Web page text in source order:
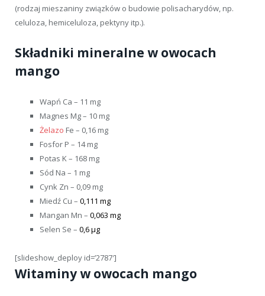
(rodzaj mieszaniny związków o budowie polisacharydów, np.
celuloza, hemiceluloza, pektyny itp.).
Składniki mineralne w owocach
mango
Wapń Ca – 11 mg
Magnes Mg – 10 mg
Żelazo Fe – 0,16 mg
Fosfor P – 14 mg
Potas K – 168 mg
Sód Na – 1 mg
Cynk Zn – 0,09 mg
Miedź Cu – 0,111 mg
Mangan Mn – 0,063 mg
Selen Se – 0,6 µg
[slideshow_deploy id=’2787′]
Witaminy w owocach mango